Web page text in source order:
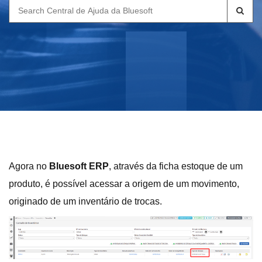
Search
for:
Agora no Bluesoft ERP, através da ficha estoque de um
produto, é possível acessar a origem de um movimento,
originado de um inventário de trocas.